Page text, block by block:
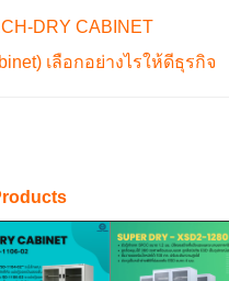
DRY CABINET
เลือกอย่างไรให้ดีธุรกิจ